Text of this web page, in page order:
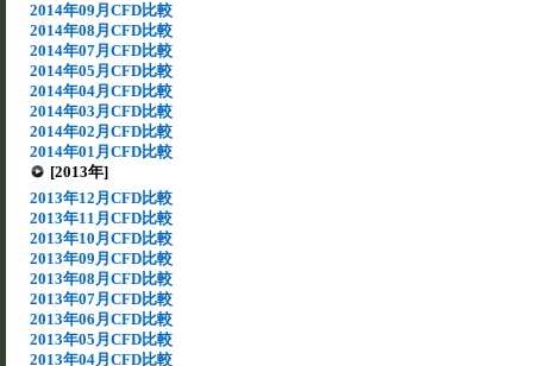
2014年09月CFD比較
2014年08月CFD比較
2014年07月CFD比較
2014年05月CFD比較
2014年04月CFD比較
2014年03月CFD比較
2014年02月CFD比較
2014年01月CFD比較
[2013年]
2013年12月CFD比較
2013年11月CFD比較
2013年10月CFD比較
2013年09月CFD比較
2013年08月CFD比較
2013年07月CFD比較
2013年06月CFD比較
2013年05月CFD比較
2013年04月CFD比較